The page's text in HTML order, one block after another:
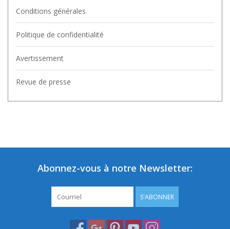
Conditions générales
Politique de confidentialité
Avertissement
Revue de presse
Abonnez-vous à notre Newsletter:
S'ABONNER